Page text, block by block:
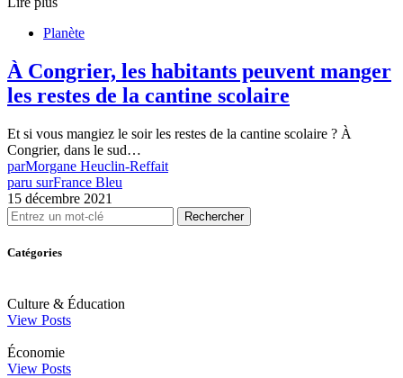
Planète
À Congrier, les habitants peuvent manger
les restes de la cantine scolaire
Et si vous mangiez le soir les restes de la cantine scolaire ? À
Congrier, dans le sud…
parMorgane Heuclin-Reffait
paru surFrance Bleu
15 décembre 2021
Rechercher
Catégories
Culture & Éducation
View Posts
Économie
View Posts